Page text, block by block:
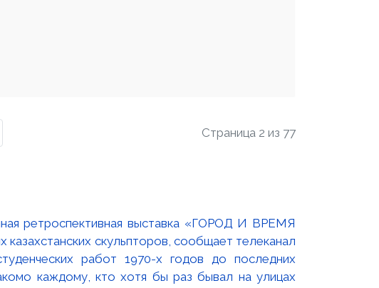
Страница 2 из 77